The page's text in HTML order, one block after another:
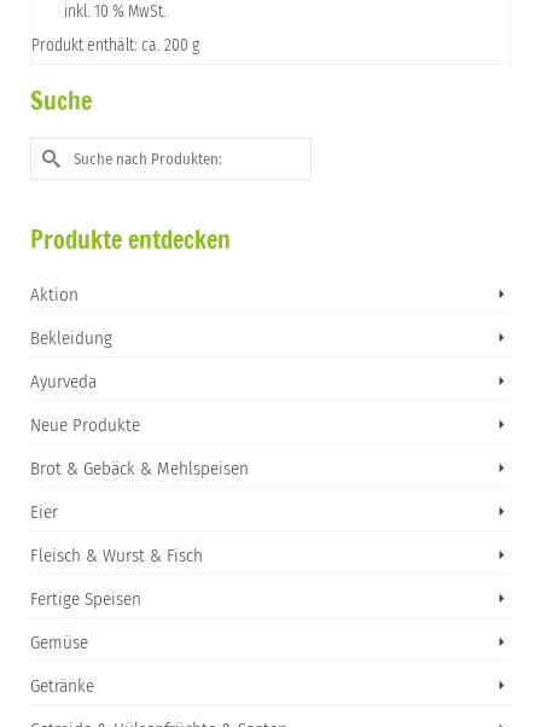
inkl. 10 % MwSt.
Produkt enthält: ca. 200 g
Suche
Suche
nach:
Produkte entdecken
Aktion
Bekleidung
Ayurveda
Neue Produkte
Brot & Gebäck & Mehlspeisen
Eier
Fleisch & Wurst & Fisch
Fertige Speisen
Gemüse
Getränke